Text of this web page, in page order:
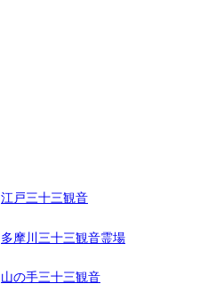
江戸三十三観音
多摩川三十三観音霊場
山の手三十三観音